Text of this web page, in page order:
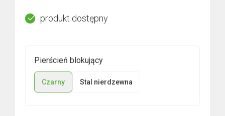
wynosiła:wynosi:
produkt dostępny
Pierścień blokujący
Czarny Stal nierdzewna